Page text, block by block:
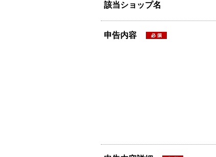
該当ショップ名
申告内容